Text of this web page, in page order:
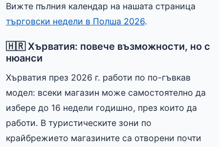
Вижте пълния календар на нашата страница
търговски недели в Полша 2026.
🇭🇷 Хърватия: повече възможности, но с
нюанси
Хърватия през 2026 г. работи по по-гъвкав
модел: всеки магазин може самостоятелно да
избере до 16 недели годишно, през които да
работи. В туристическите зони по
крайбрежието магазините са отворени почти